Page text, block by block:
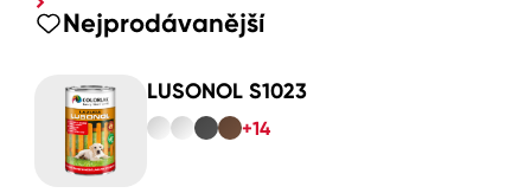
Nejprodávanější
LUSONOL S1023
+14